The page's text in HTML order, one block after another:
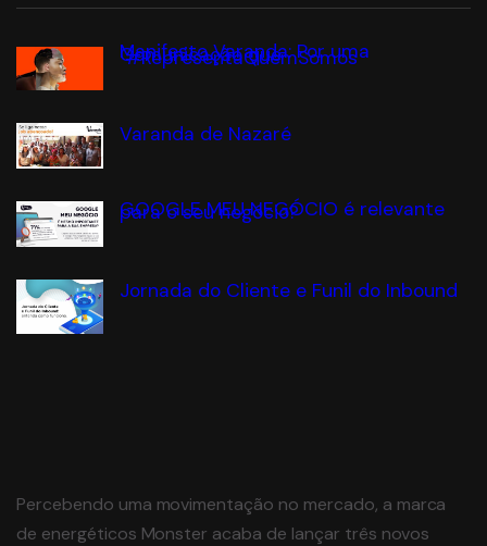
Manifesto Varanda: Por uma
Comunicação que
#RepresentaQuemSomos
Varanda de Nazaré
GOOGLE MEU NEGÓCIO é relevante
para o seu negócio?
Jornada do Cliente e Funil do Inbound
Percebendo uma movimentação no mercado, a marca
de energéticos Monster acaba de lançar três novos